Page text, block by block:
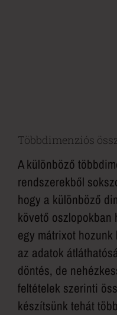
Többdimenziós
A különböző
rendszerekből
hogy a különböző
követő oszlopokban
egy mátrixot
az adatok
döntés, de
feltételek szerinti
készítsünk tehát